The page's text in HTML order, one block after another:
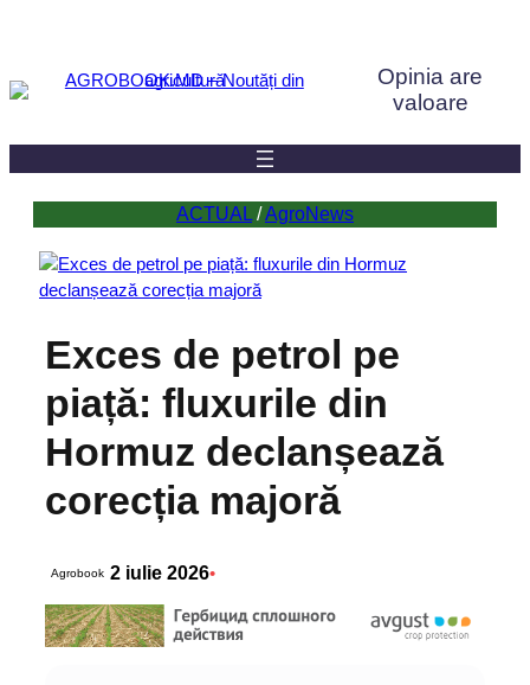
conținut
Opinia are
valoare
ACTUAL / AgroNews
Exces de petrol pe
piață: fluxurile din
Hormuz declanșează
corecția majoră
Agrobook 2 iulie 2026•